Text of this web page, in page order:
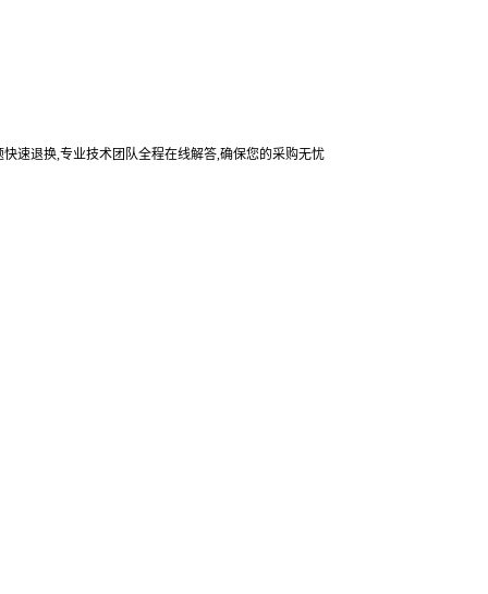
速退换,专业技术团队全程在线解答,确保您的采购无忧